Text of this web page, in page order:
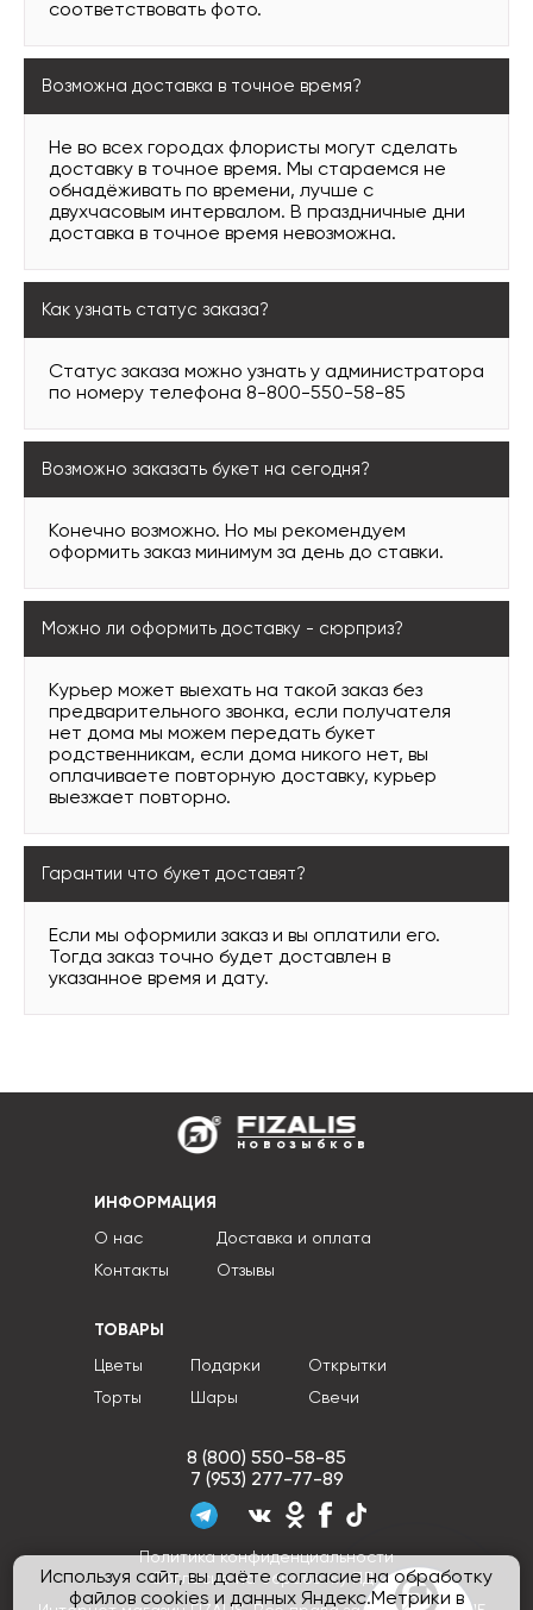
Используя сайт, вы даёте согласие на обработку
файлов cookies и данных Яндекс.Метрики в
соответствовать фото.
Возможна доставка в точное время?
Не во всех городах флористы могут сделать
доставку в точное время. Мы стараемся не
обнадёживать по времени, лучше с
двухчасовым интервалом. В праздничные дни
доставка в точное время невозможна.
Как узнать статус заказа?
Статус заказа можно узнать у администратора
по номеру телефона 8-800-550-58-85
Возможно заказать букет на сегодня?
Конечно возможно. Но мы рекомендуем
оформить заказ минимум за день до ставки.
Можно ли оформить доставку - сюрприз?
Курьер может выехать на такой заказ без
предварительного звонка, если получателя
нет дома мы можем передать букет
родственникам, если дома никого нет, вы
оплачиваете повторную доставку, курьер
выезжает повторно.
Гарантии что букет доставят?
Если мы оформили заказ и вы оплатили его.
Тогда заказ точно будет доставлен в
указанное время и дату.
новозыбков
ИНФОРМАЦИЯ
О нас
Контакты
Доставка и оплата
Отзывы
ТОВАРЫ
Цветы
Торты
Подарки
Шары
Открытки
Свечи
8 (800) 550-58-85
7 (953) 277-77-89
Политика конфиденциальности
Согласие на обработку ПДн